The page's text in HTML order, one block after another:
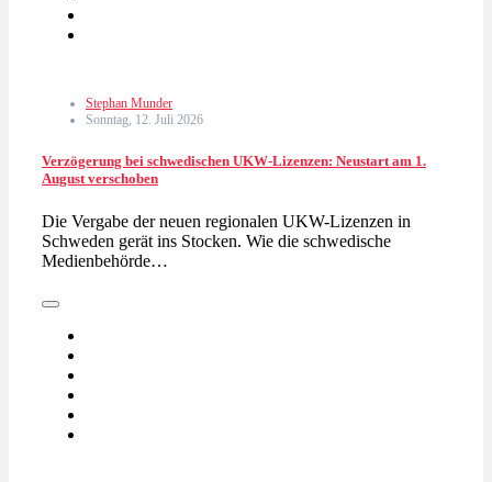
Stephan Munder
Sonntag, 12. Juli 2026
Verzögerung bei schwedischen UKW-Lizenzen: Neustart am 1.
August verschoben
Die Vergabe der neuen regionalen UKW-Lizenzen in
Schweden gerät ins Stocken. Wie die schwedische
Medienbehörde…